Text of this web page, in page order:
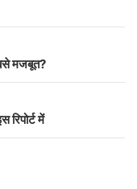
मजबूत?
में